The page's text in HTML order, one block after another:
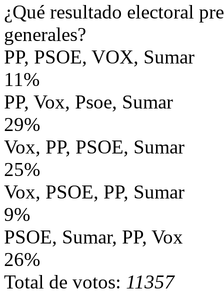
¿Qué resultado electoral
generales?
PP, PSOE, VOX, Sumar
11%
PP, Vox, Psoe, Sumar
29%
Vox, PP, PSOE, Sumar
25%
Vox, PSOE, PP, Sumar
9%
PSOE, Sumar, PP, Vox
26%
Total de votos: 11357